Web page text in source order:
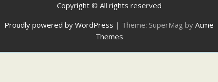
Copyright © All rights reserved
Proudly powered by WordPress | Theme: SuperMag by Acme
Themes